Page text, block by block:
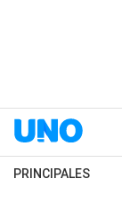
PRINCIPALES